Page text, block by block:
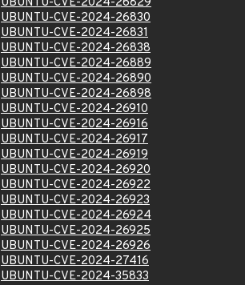
UBUNTU-CVE-2024-26830
UBUNTU-CVE-2024-26831
UBUNTU-CVE-2024-26838
UBUNTU-CVE-2024-26889
UBUNTU-CVE-2024-26890
UBUNTU-CVE-2024-26898
UBUNTU-CVE-2024-26910
UBUNTU-CVE-2024-26916
UBUNTU-CVE-2024-26917
UBUNTU-CVE-2024-26919
UBUNTU-CVE-2024-26920
UBUNTU-CVE-2024-26922
UBUNTU-CVE-2024-26923
UBUNTU-CVE-2024-26924
UBUNTU-CVE-2024-26925
UBUNTU-CVE-2024-26926
UBUNTU-CVE-2024-27416
UBUNTU-CVE-2024-35833